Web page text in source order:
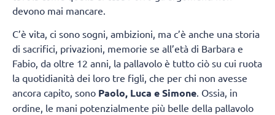
devono mai mancare.
C’è vita, ci sono sogni, ambizioni, ma c’è anche una storia
di sacrifici, privazioni, memorie se all’età di Barbara e
Fabio, da oltre 12 anni, la pallavolo è tutto ciò su cui ruota
la quotidianità dei loro tre figli, che per chi non avesse
ancora capito, sono Paolo, Luca e Simone. Ossia, in
ordine, le mani potenzialmente più belle della pallavolo